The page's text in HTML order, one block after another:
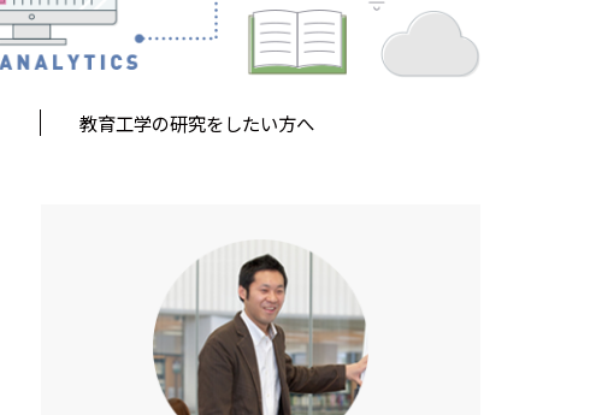
教育工学の研究をしたい方へ